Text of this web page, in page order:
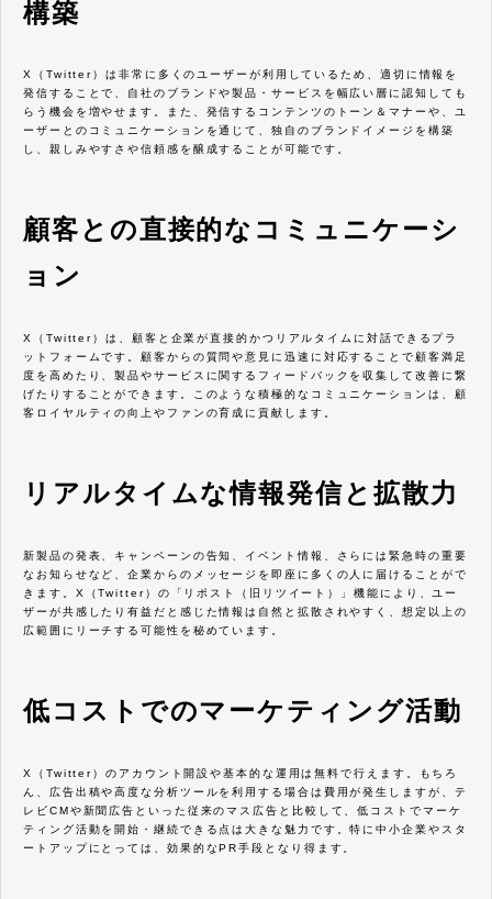
構築
X（Twitter）は非常に多くのユーザーが利用しているため、適切に情報を
発信することで、自社のブランドや製品・サービスを幅広い層に認知しても
らう機会を増やせます。また、発信するコンテンツのトーン＆マナーや、ユ
ーザーとのコミュニケーションを通じて、独自のブランドイメージを構築
し、親しみやすさや信頼感を醸成することが可能です。
顧客との直接的なコミュニケーシ
ョン
X（Twitter）は、顧客と企業が直接的かつリアルタイムに対話できるプラ
ットフォームです。顧客からの質問や意見に迅速に対応することで顧客満足
度を高めたり、製品やサービスに関するフィードバックを収集して改善に繋
げたりすることができます。このような積極的なコミュニケーションは、顧
客ロイヤルティの向上やファンの育成に貢献します。
リアルタイムな情報発信と拡散力
新製品の発表、キャンペーンの告知、イベント情報、さらには緊急時の重要
なお知らせなど、企業からのメッセージを即座に多くの人に届けることがで
きます。X（Twitter）の「リポスト（旧リツイート）」機能により、ユー
ザーが共感したり有益だと感じた情報は自然と拡散されやすく、想定以上の
広範囲にリーチする可能性を秘めています。
低コストでのマーケティング活動
X（Twitter）のアカウント開設や基本的な運用は無料で行えます。もちろ
ん、広告出稿や高度な分析ツールを利用する場合は費用が発生しますが、テ
レビCMや新聞広告といった従来のマス広告と比較して、低コストでマーケ
ティング活動を開始・継続できる点は大きな魅力です。特に中小企業やスタ
ートアップにとっては、効果的なPR手段となり得ます。